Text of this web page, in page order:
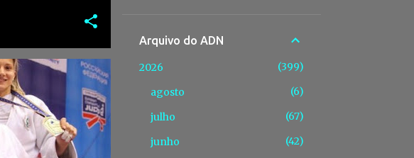
Arquivo do ADN
2026
399
agosto
6
julho
67
junho
42